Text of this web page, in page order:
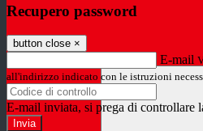
Recupero password
button close ×
E-mail
all'indirizzo indicato con le istruzioni
E-mail inviata, si prega di controllare